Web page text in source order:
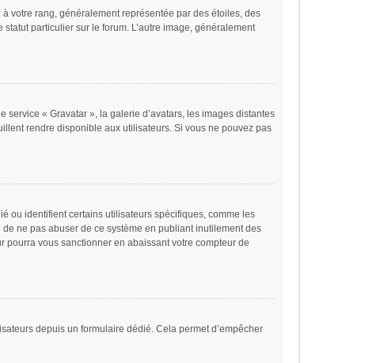
votre rang, généralement représentée par des étoiles, des
particulier sur le forum. L’autre image, généralement
« Gravatar », la galerie d’avatars, les images distantes
rendre disponible aux utilisateurs. Si vous ne pouvez pas
ou identifient certains utilisateurs spécifiques, comme les
ne pas abuser de ce système en publiant inutilement des
pourra vous sanctionner en abaissant votre compteur de
depuis un formulaire dédié. Cela permet d’empêcher